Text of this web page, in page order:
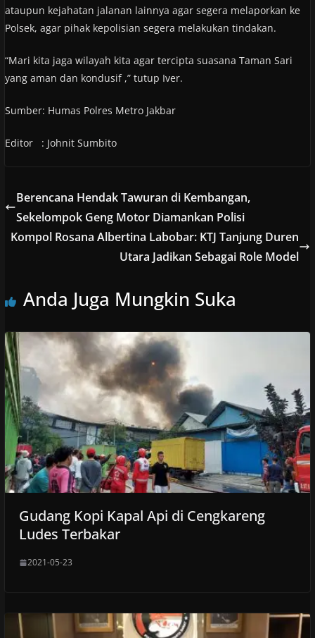
ataupun kejahatan jalanan lainnya agar segera melaporkan ke
Polsek, agar pihak kepolisian segera melakukan tindakan.
“Mari kita jaga wilayah kita agar tercipta suasana Taman Sari
yang aman dan kondusif ,” tutup Iver.
Sumber: Humas Polres Metro Jakbar
Editor : Johnit Sumbito
Berencana Hendak Tawuran di Kembangan,
Sekelompok Geng Motor Diamankan Polisi
Kompol Rosana Albertina Labobar: KTJ Tanjung Duren
Utara Jadikan Sebagai Role Model
Anda Juga Mungkin Suka
Gudang Kopi Kapal Api di Cengkareng
Ludes Terbakar
2021-05-23